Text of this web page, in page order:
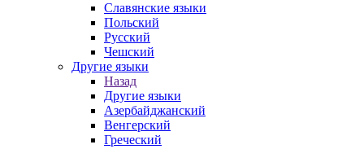
Славянские языки
Польский
Русский
Чешский
Другие языки
Назад
Другие языки
Азербайджанский
Венгерский
Греческий